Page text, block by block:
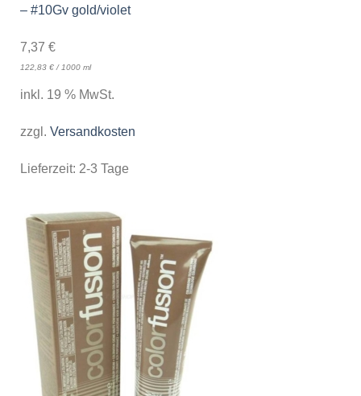
– #10Gv gold/violet
7,37 €
122,83 €/ 1000 ml
inkl. 19 % MwSt.
zzgl. Versandkosten
Lieferzeit: 2-3 Tage